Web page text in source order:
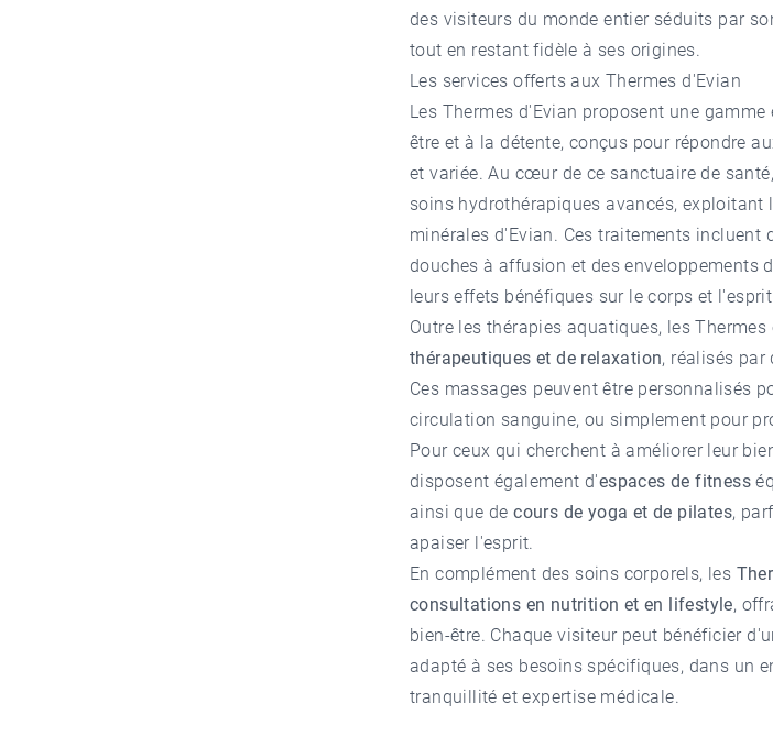
des visiteurs du monde entier séduits par
tout en restant fidèle à ses origines.
Les services offerts aux Thermes d'Evian
Les Thermes d'Evian proposent une gamme
être et à la détente, conçus pour répondre
et variée. Au cœur de ce sanctuaire de
soins hydrothérapiques avancés, exploitant
minérales d'Evian. Ces traitements incluent
douches à affusion et des enveloppements
leurs effets bénéfiques sur le corps et
Outre les thérapies aquatiques, les
thérapeutiques et de relaxation, réalisés par
Ces massages peuvent être personnalisés
circulation sanguine, ou simplement pour
Pour ceux qui cherchent à améliorer leur
disposent également d'espaces de fitness
ainsi que de cours de yoga et de pilates,
apaiser l'esprit.
En complément des soins corporels, les
consultations en nutrition et en lifestyle,
bien-être. Chaque visiteur peut bénéficier
adapté à ses besoins spécifiques, dans un
tranquillité et expertise médicale.